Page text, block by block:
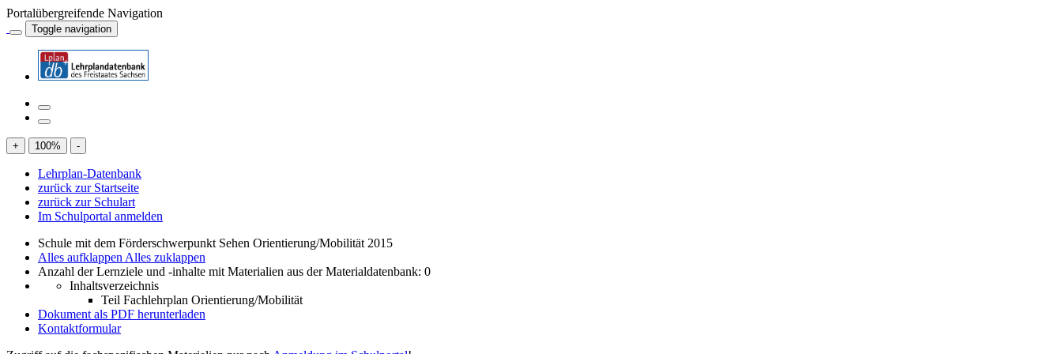
Portalübergreifende Navigation
Toggle navigation
+ 100% -
Lehrplan-Datenbank
zurück zur Startseite
zurück zur Schulart
Im Schulportal anmelden
Schule mit dem Förderschwerpunkt Sehen Orientierung/Mobilität 2015
Alles aufklappen Alles zuklappen
Anzahl der Lernziele und -inhalte mit Materialien aus der Materialdatenbank: 0
Inhaltsverzeichnis
Teil Fachlehrplan Orientierung/Mobilität
Dokument als PDF herunterladen
Kontaktformular